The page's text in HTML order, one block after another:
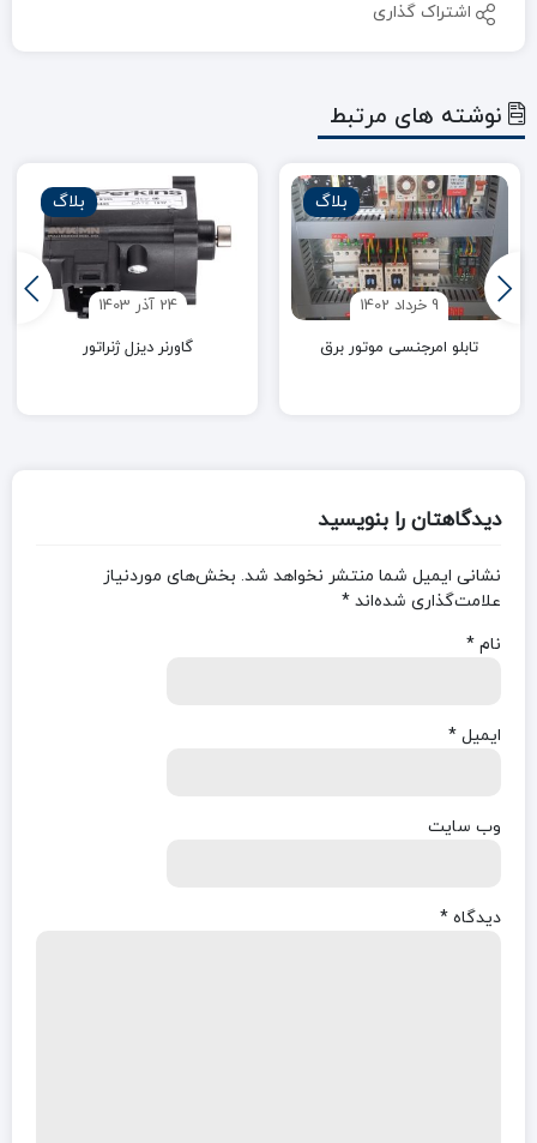
اشتراک گذاری
نوشته های مرتبط
بلاگ
9 خرداد 1402
تابلو امرجنسی موتور برق
بلاگ
24 آذر 1403
گاورنر دیزل ژنراتور
دیدگاهتان را بنویسید
نشانی ایمیل شما منتشر نخواهد شد. بخش‌های موردنیاز
علامت‌گذاری شده‌اند *
نام *
ایمیل *
وب‌ سایت
دیدگاه *